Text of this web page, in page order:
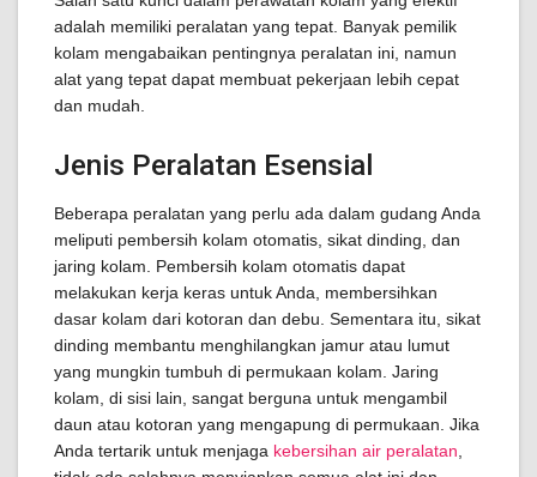
adalah memiliki peralatan yang tepat. Banyak pemilik
kolam mengabaikan pentingnya peralatan ini, namun
alat yang tepat dapat membuat pekerjaan lebih cepat
dan mudah.
Jenis Peralatan Esensial
Beberapa peralatan yang perlu ada dalam gudang Anda
meliputi pembersih kolam otomatis, sikat dinding, dan
jaring kolam. Pembersih kolam otomatis dapat
melakukan kerja keras untuk Anda, membersihkan
dasar kolam dari kotoran dan debu. Sementara itu, sikat
dinding membantu menghilangkan jamur atau lumut
yang mungkin tumbuh di permukaan kolam. Jaring
kolam, di sisi lain, sangat berguna untuk mengambil
daun atau kotoran yang mengapung di permukaan. Jika
Anda tertarik untuk menjaga kebersihan air peralatan